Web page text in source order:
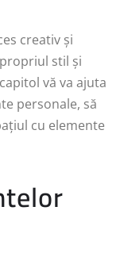
creativ și
stil și
vă va ajuta
personale, să
cu elemente